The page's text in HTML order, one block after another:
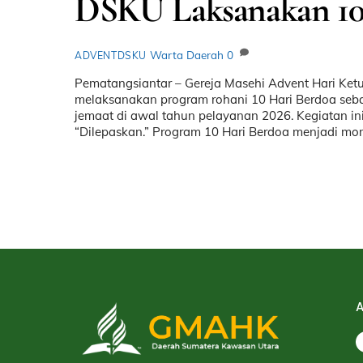
DSKU Laksanakan
ADVENTDSKU Warta Daerah 0
Pematangsiantar – Gereja Masehi Advent Hari
melaksanakan program rohani 10 Hari Berdoa
jemaat di awal tahun pelayanan 2026. Kegiatan
“Dilepaskan.” Program 10 Hari Berdoa menjadi